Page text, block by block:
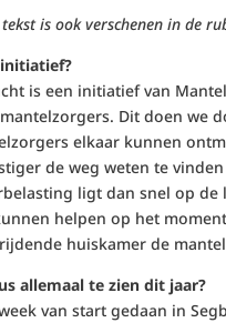
is ook verschenen in de
is een initiatief van
Dit doen we
elkaar kunnen
de weg weten te
ligt dan snel op
helpen op het
huiskamer de
allemaal te zien dit jaar?
van start gedaan in